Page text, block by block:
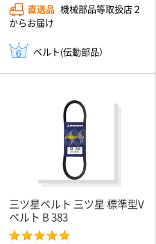
直送品 機械部品等取扱店２
からお届け
ベルト(伝動部品）
三ツ星ベルト 三ツ星 標準型V
ベルト B 383